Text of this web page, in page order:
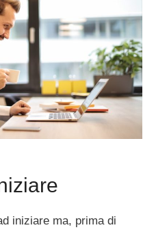
iniziare ma, prima di